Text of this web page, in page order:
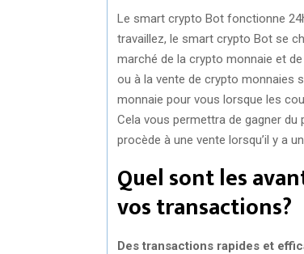
Le smart crypto Bot fonctionne
travaillez, le smart crypto Bot se
marché de la crypto monnaie et
ou à la vente de crypto monnaies
monnaie pour vous lorsque les
Cela vous permettra de gagner
procède à une vente lorsqu’il y a
Quel sont les
vos transactions?
Des transactions rapides et